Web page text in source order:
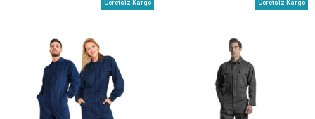
Ücretsiz Kargo Ücretsiz Kargo